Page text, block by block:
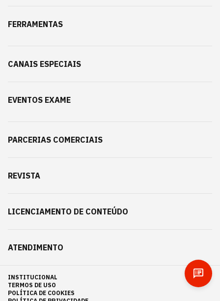
FERRAMENTAS
CANAIS ESPECIAIS
EVENTOS EXAME
PARCERIAS COMERCIAIS
REVISTA
LICENCIAMENTO DE CONTEÚDO
ATENDIMENTO
INSTITUCIONAL
TERMOS DE USO
POLÍTICA DE COOKIES